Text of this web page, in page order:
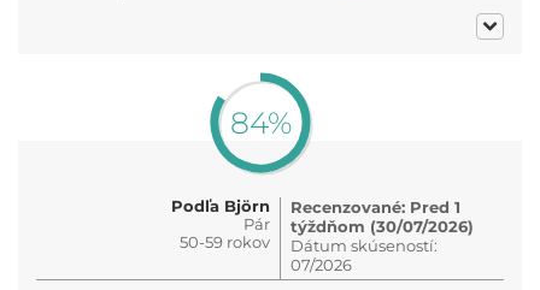
84%
Podľa Björn
Pár
50-59 rokov
Recenzované: Pred 1
týždňom (30/07/2026)
Dátum skúseností:
07/2026